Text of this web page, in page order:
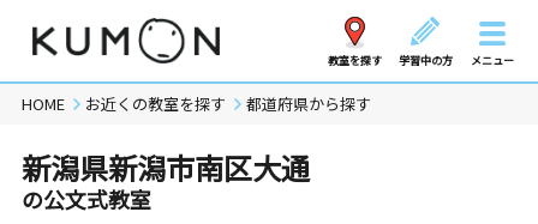
教室を探す 学習中の方 メニュー
HOME お近くの教室を探す 都道府県から探す
新潟県新潟市南区大通
の公文式教室